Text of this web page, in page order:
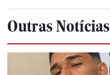
Outras Notícias